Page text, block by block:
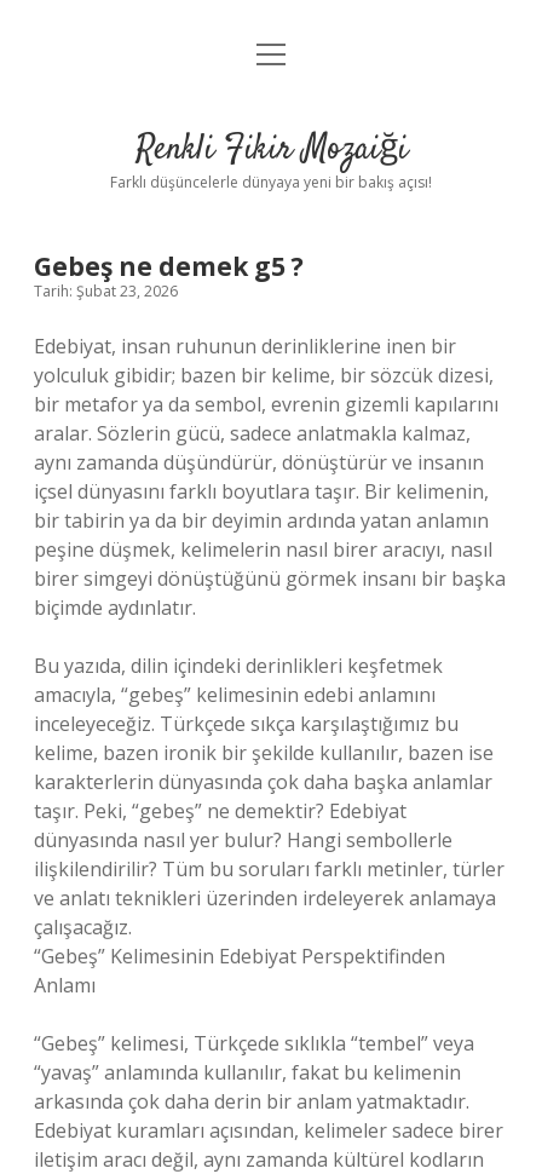
Anasayfa
Yasal Uyarı
Hakkımızda
menüyü
Renkli Fikir Mozaiği
Farklı düşüncelerle dünyaya yeni bir bakış açısı!
Gebeş ne demek g5 ?
Tarih: Şubat 23, 2026
Edebiyat, insan ruhunun derinliklerine inen bir
yolculuk gibidir; bazen bir kelime, bir sözcük dizesi,
bir metafor ya da sembol, evrenin gizemli kapılarını
aralar. Sözlerin gücü, sadece anlatmakla kalmaz,
aynı zamanda düşündürür, dönüştürür ve insanın
içsel dünyasını farklı boyutlara taşır. Bir kelimenin,
bir tabirin ya da bir deyimin ardında yatan anlamın
peşine düşmek, kelimelerin nasıl birer aracıyı, nasıl
birer simgeyi dönüştüğünü görmek insanı bir başka
biçimde aydınlatır.
Bu yazıda, dilin içindeki derinlikleri keşfetmek
amacıyla, “gebeş” kelimesinin edebi anlamını
inceleyeceğiz. Türkçede sıkça karşılaştığımız bu
kelime, bazen ironik bir şekilde kullanılır, bazen ise
karakterlerin dünyasında çok daha başka anlamlar
taşır. Peki, “gebeş” ne demektir? Edebiyat
dünyasında nasıl yer bulur? Hangi sembollerle
ilişkilendirilir? Tüm bu soruları farklı metinler, türler
ve anlatı teknikleri üzerinden irdeleyerek anlamaya
çalışacağız.
“Gebeş” Kelimesinin Edebiyat Perspektifinden
Anlamı
“Gebeş” kelimesi, Türkçede sıklıkla “tembel” veya
“yavaş” anlamında kullanılır, fakat bu kelimenin
arkasında çok daha derin bir anlam yatmaktadır.
Edebiyat kuramları açısından, kelimeler sadece birer
iletişim aracı değil, aynı zamanda kültürel kodların